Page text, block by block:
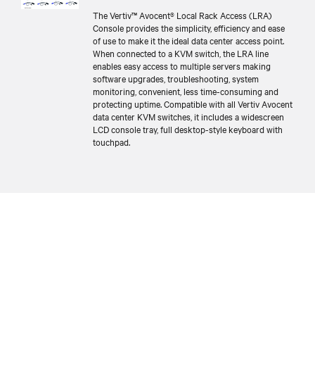
The Vertiv™ Avocent® Local Rack Access (LRA)
Console provides the simplicity, efficiency and ease
of use to make it the ideal data center access point.
When connected to a KVM switch, the LRA line
enables easy access to multiple servers making
software upgrades, troubleshooting, system
monitoring, convenient, less time-consuming and
protecting uptime. Compatible with all Vertiv Avocent
data center KVM switches, it includes a widescreen
LCD console tray, full desktop-style keyboard with
touchpad.